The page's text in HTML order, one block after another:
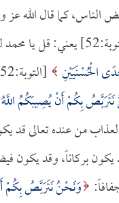
الناس، كما قال الله
يا محمد للكفار:
الْحُسْنَيَيْنِ
بِكُمْ أَنْ يُصِيبَكُمُ
والعذاب من عنده تعالى
بركاناً، وقد يكون
وَنَحْنُ نَتَرَبَّصُ بِكُمْ